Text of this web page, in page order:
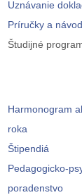
Uznávanie
Príručky a
Študijné
Harmonogram
roka
Štipendiá
Pedagogicko-
poradenstvo